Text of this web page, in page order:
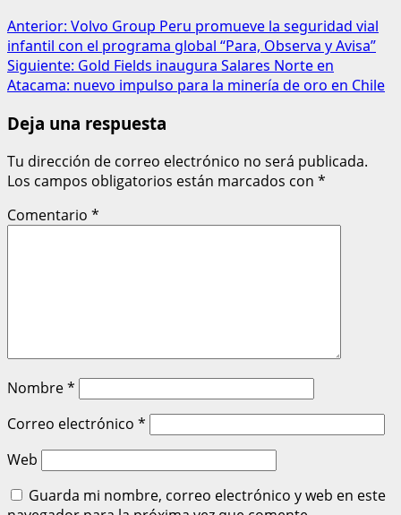
Anterior: Volvo Group Peru promueve la seguridad vial
infantil con el programa global “Para, Observa y Avisa”
Siguiente: Gold Fields inaugura Salares Norte en
Atacama: nuevo impulso para la minería de oro en Chile
Deja una respuesta
Tu dirección de correo electrónico no será publicada.
Los campos obligatorios están marcados con *
Comentario *
Nombre*
Correo electrónico *
Web
Guarda mi nombre, correo electrónico y web en este